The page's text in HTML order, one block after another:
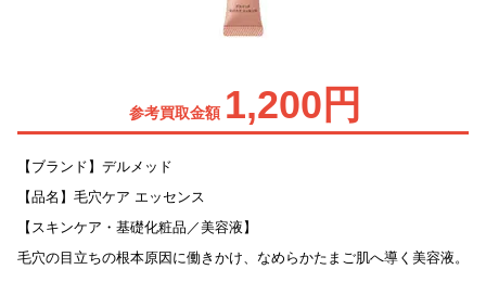
参考買取金額 1,200円
【ブランド】デルメッド
【品名】毛穴ケア エッセンス
【スキンケア・基礎化粧品／美容液】
毛穴の目立ちの根本原因に働きかけ、なめらかたまご肌へ導く美容液。